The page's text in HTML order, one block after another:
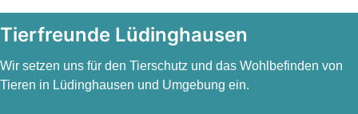
Tierfreunde Lüdinghausen
Wir setzen uns für den Tierschutz und das Wohlbefinden von
Tieren in Lüdinghausen und Umgebung ein.